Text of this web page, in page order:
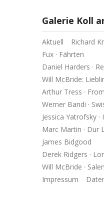
Galerie Koll
Aktuell
Richard
Fux · Fährten
Daniel Harders ·
Will McBride:
Arthur Tress ·
Werner Bandi ·
Jessica Yatrofsky
Marc Martin · Dur
James Bidgood
Derek Ridgers ·
Will McBride ·
Impressum